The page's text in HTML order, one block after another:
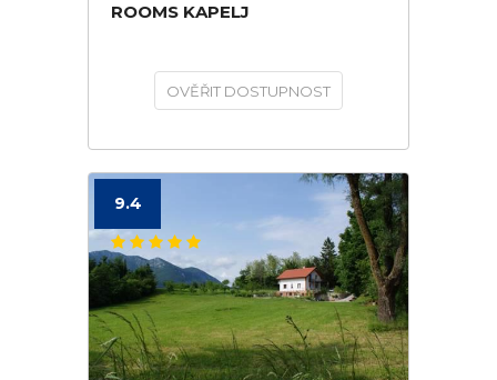
ROOMS KAPELJ
OVĚŘIT DOSTUPNOST
9.4